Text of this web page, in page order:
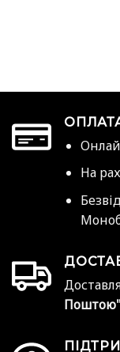
На
Поштою"